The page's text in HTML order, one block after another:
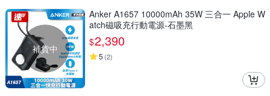
補貨中
Anker A1657 10000mAh 35W 三合一 Apple W
atch磁吸充行動電源-石墨黑
$2,390
5 (2)